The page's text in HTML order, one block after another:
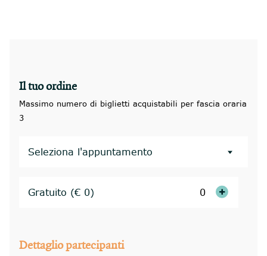
Il tuo ordine
Massimo numero di biglietti acquistabili per fascia oraria
3
Seleziona l'appuntamento
Gratuito (€ 0) 
Dettaglio partecipanti